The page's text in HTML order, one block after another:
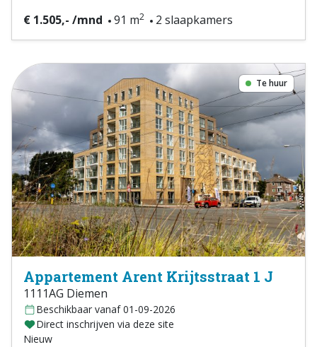
€ 1.505,- /mnd 91 m2 2 slaapkamers
Te huur
Appartement Arent Krijtsstraat 1 J
1111AG Diemen
Beschikbaar vanaf 01-09-2026
Direct inschrijven via deze site
Nieuw